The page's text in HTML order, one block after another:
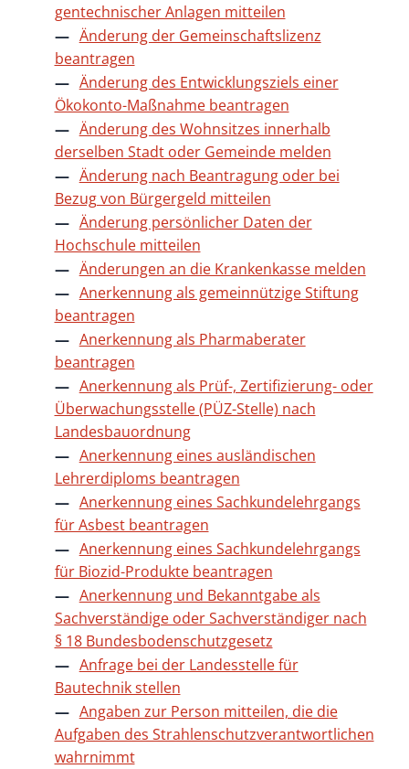
gentechnischer Anlagen mitteilen
Änderung der Gemeinschaftslizenz
beantragen
Änderung des Entwicklungsziels einer
Ökokonto-Maßnahme beantragen
Änderung des Wohnsitzes innerhalb
derselben Stadt oder Gemeinde melden
Änderung nach Beantragung oder bei
Bezug von Bürgergeld mitteilen
Änderung persönlicher Daten der
Hochschule mitteilen
Änderungen an die Krankenkasse melden
Anerkennung als gemeinnützige Stiftung
beantragen
Anerkennung als Pharmaberater
beantragen
Anerkennung als Prüf-, Zertifizierung- oder
Überwachungsstelle (PÜZ-Stelle) nach
Landesbauordnung
Anerkennung eines ausländischen
Lehrerdiploms beantragen
Anerkennung eines Sachkundelehrgangs
für Asbest beantragen
Anerkennung eines Sachkundelehrgangs
für Biozid-Produkte beantragen
Anerkennung und Bekanntgabe als
Sachverständige oder Sachverständiger nach
§ 18 Bundesbodenschutzgesetz
Anfrage bei der Landesstelle für
Bautechnik stellen
Angaben zur Person mitteilen, die die
Aufgaben des Strahlenschutzverantwortlichen
wahrnimmt